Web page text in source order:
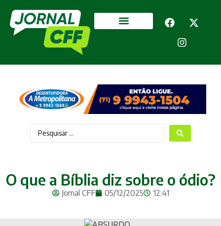
O que a Bíblia diz sobre o ódio?
Jornal CFF 05/12/2025 12:41